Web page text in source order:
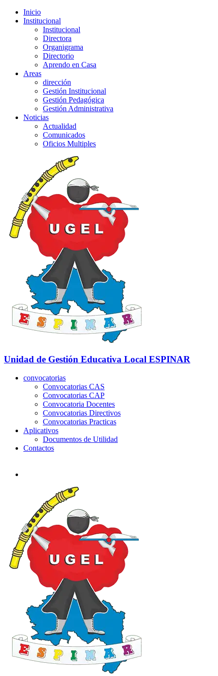
Inicio
Institucional
Institucional
Directora
Organigrama
Directorio
Aprendo en Casa
Areas
dirección
Gestión Institucional
Gestión Pedagógica
Gestión Administrativa
Noticias
Actualidad
Comunicados
Oficios Multiples
Unidad de Gestión Educativa Local ESPINAR
convocatorias
Convocatorias CAS
Convocatorias CAP
Convocatoria Docentes
Convocatorias Directivos
Convocatorias Practicas
Aplicativos
Documentos de Utilidad
Contactos